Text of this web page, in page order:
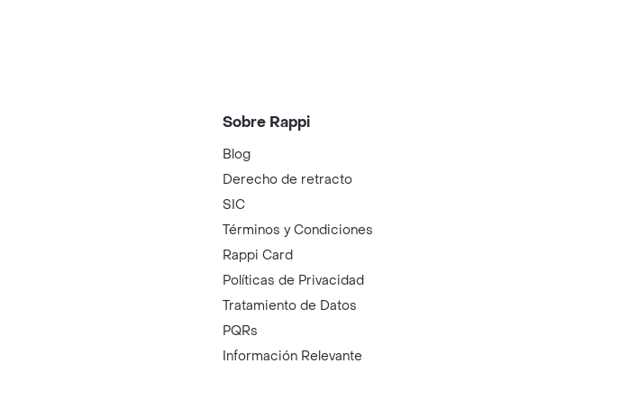
Sobre Rappi
Blog
Derecho de retracto
SIC
Términos y Condiciones
Rappi Card
Políticas de Privacidad
Tratamiento de Datos
PQRs
Información Relevante